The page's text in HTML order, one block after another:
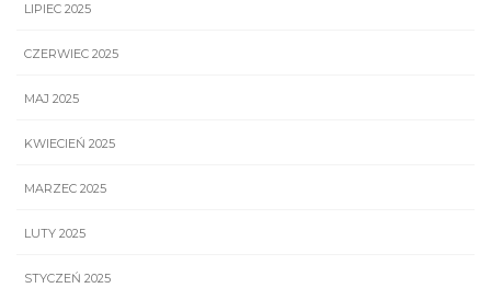
LIPIEC 2025
CZERWIEC 2025
MAJ 2025
KWIECIEŃ 2025
MARZEC 2025
LUTY 2025
STYCZEŃ 2025